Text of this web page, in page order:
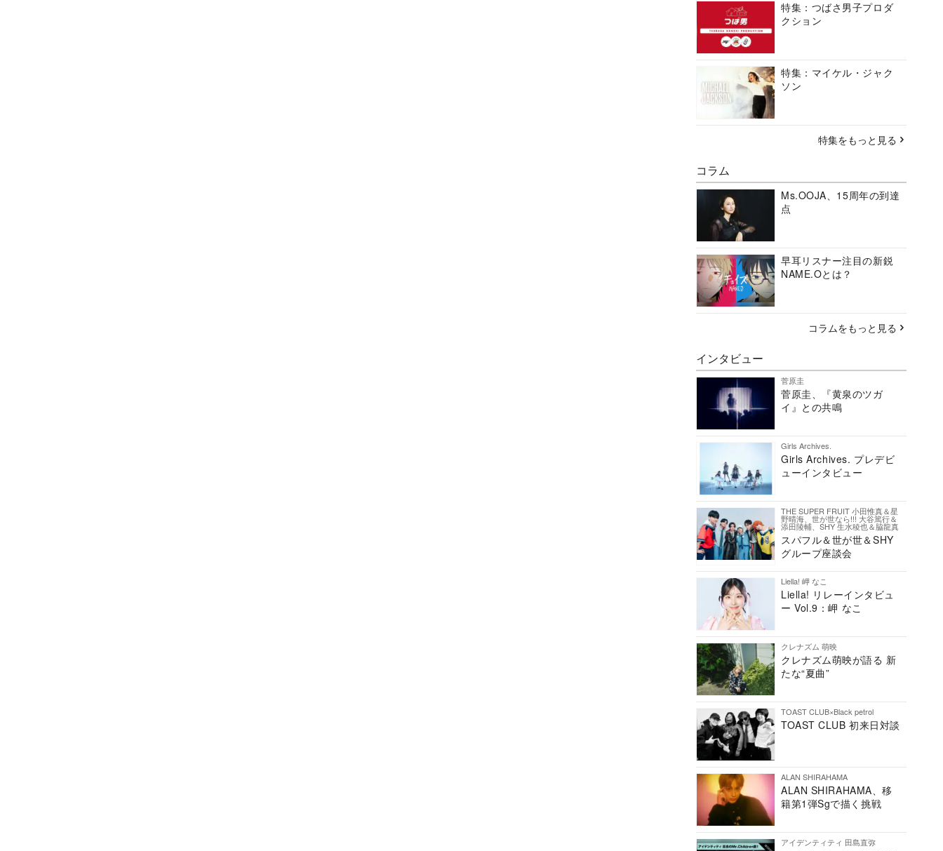
特集：つばさ男子プロダ
クション
特集：マイケル・ジャク
ソン
特集をもっと見る
コラム
Ms.OOJA、15周年の到達
点
早耳リスナー注目の新鋭
NAME.Oとは？
コラムをもっと見る
インタビュー
菅原圭
菅原圭、『黄泉のツガ
イ』との共鳴
Girls Archives.
Girls Archives. プレデビ
ューインタビュー
THE SUPER FRUIT 小田惟真＆星
野晴海、世が世なら!!! 大谷篤行＆
添田陵輔、SHY 生水稜也＆脇龍真
スパフル＆世が世＆SHY
グループ座談会
Liella! 岬 なこ
Liella! リレーインタビュ
ー Vol.9：岬 なこ
クレナズム 萌映
クレナズム萌映が語る 新
たな“夏曲”
TOAST CLUB×Black petrol
TOAST CLUB 初来日対談
ALAN SHIRAHAMA
ALAN SHIRAHAMA、移
籍第1弾Sgで描く挑戦
アイデンティティ 田島直弥